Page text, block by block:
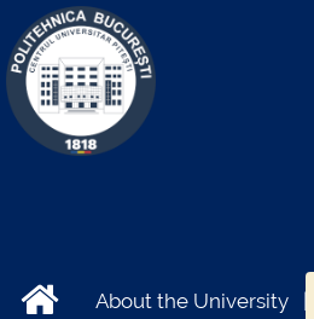
About the University